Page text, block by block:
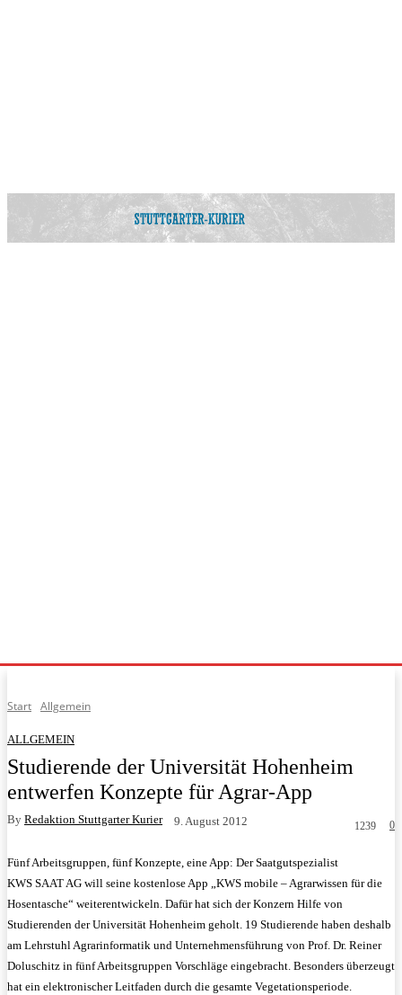
Start Allgemein
ALLGEMEIN
Studierende der Universität Hohenheim
entwerfen Konzepte für Agrar-App
By Redaktion Stuttgarter Kurier 9. August 2012 0
1239
Fünf Arbeitsgruppen, fünf Konzepte, eine App: Der Saatgutspezialist
KWS SAAT AG will seine kostenlose App „KWS mobile – Agrarwissen für die
Hosentasche“ weiterentwickeln. Dafür hat sich der Konzern Hilfe von
Studierenden der Universität Hohenheim geholt. 19 Studierende haben deshalb
am Lehrstuhl Agrarinformatik und Unternehmensführung von Prof. Dr. Reiner
Doluschitz in fünf Arbeitsgruppen Vorschläge eingebracht. Besonders überzeugt
hat ein elektronischer Leitfaden durch die gesamte Vegetationsperiode.